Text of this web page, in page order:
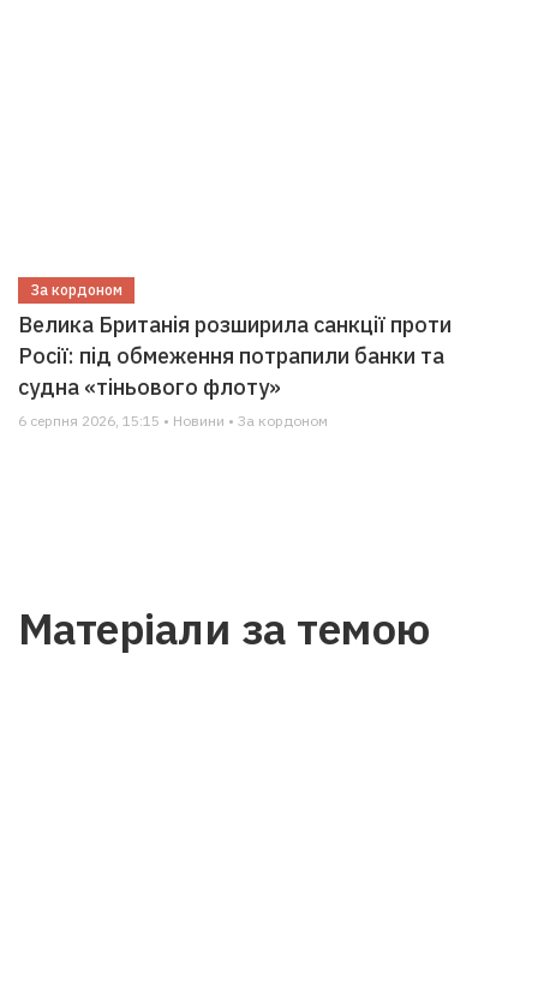
За кордоном
Велика Британія розширила санкції проти
Росії: під обмеження потрапили банки та
судна «тіньового флоту»
6 серпня 2026, 15:15 • Новини • За кордоном
Матеріали за темою